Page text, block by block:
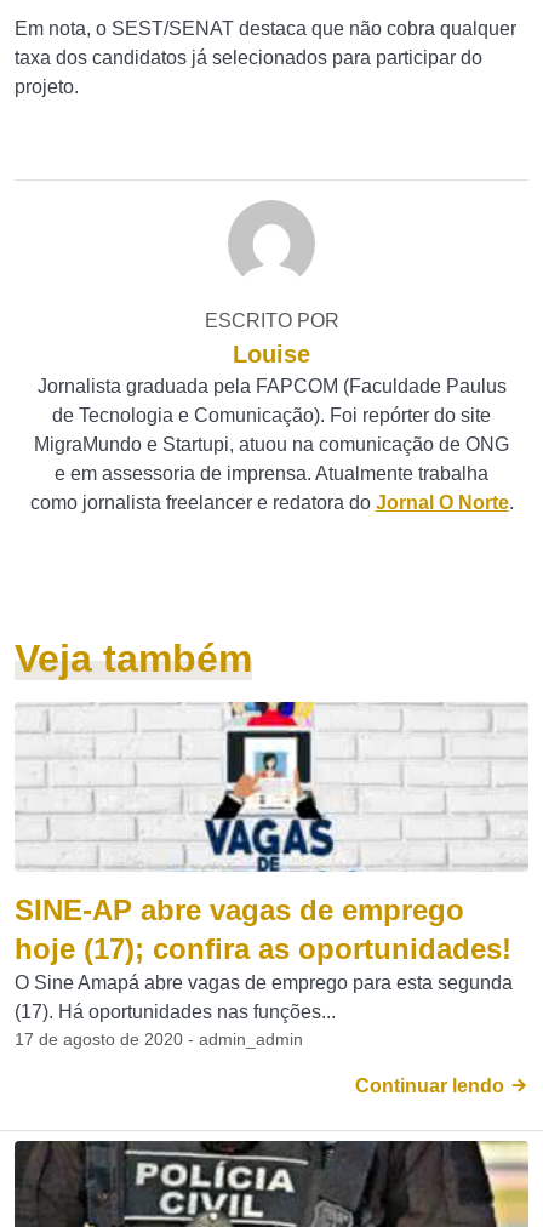
Em nota, o SEST/SENAT destaca que não cobra qualquer
taxa dos candidatos já selecionados para participar do
projeto.
ESCRITO POR
Louise
Jornalista graduada pela FAPCOM (Faculdade Paulus
de Tecnologia e Comunicação). Foi repórter do site
MigraMundo e Startupi, atuou na comunicação de ONG
e em assessoria de imprensa. Atualmente trabalha
como jornalista freelancer e redatora do Jornal O Norte.
Veja também
SINE-AP abre vagas de emprego
hoje (17); confira as oportunidades!
O Sine Amapá abre vagas de emprego para esta segunda
(17). Há oportunidades nas funções...
17 de agosto de 2020 - admin_admin
Continuar lendo